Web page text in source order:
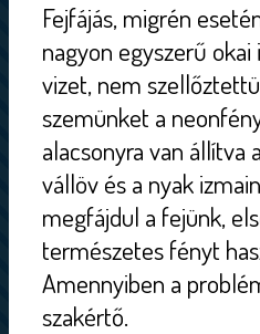
Fejfájás, migrén
nagyon egyszerű
vizet, nem
szemünket a
alacsonyra van állítva
vállöv és a nyak
megfájdul a fejünk,
természetes fényt
Amennyiben a
szakértő.